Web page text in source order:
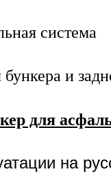
система
и
для
на